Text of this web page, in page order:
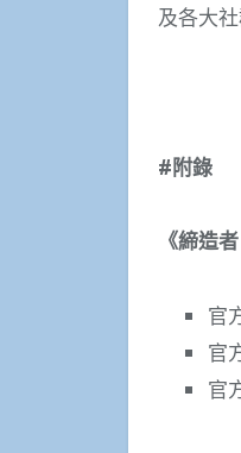
及各大
#附錄
《締造
官
官
官